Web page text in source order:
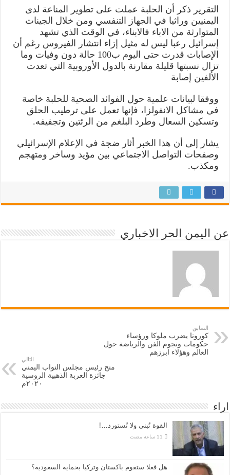
التقرير ذكر أن الحلبة عملت على تطوير المناعة لدى
اليمنيين وراثيا في الجهاز التنفسي ومن خلال الجينات
المتوارثة من الاباء فالابناء، في الوقت الذي تشهد
إسرائيل رعبا ليس له مثيل إزاء انتشار الفيروس رغم أن
الإصابات قدرت حتى اليوم ب100 حالة دون وفيات وما
تزال نسبتها قليلة مقارنة بالدول الأوروبية التي تعدت
الألفين إصابة
ووفقا لبيانات علمية حول الفوائد الصحية للحلبة خاصة
في مشاكل الانفولزا، فإنها تعمل على ترطيب الحلق
وتسكين السعال وطرد البلغم من الرئتين وتجفيفه.
يشار إلى أن هذا الخبر أثار ضجة في الإعلام الإسرائيلي
وصفحات التواصل الاجتماعي بين مؤيد وساخر ومتهجم
ومكذب.
عن اليمن الحر الاخباري
السابق
كورونا يضرب ملوكا ورؤساء
حكومات ونجوم الفن والرياضة حول
العالم وهؤلاء ابرزهم
التالي
منح رئيس مجلس النواب اليمني
جائزة العربة الذهبية الروسية
٢٠٢٠م
اراء
القوة تُبنى ولا تُستورد…!
هل فعلا ستقوم باكستان وتركيا بحماية السعودية؟